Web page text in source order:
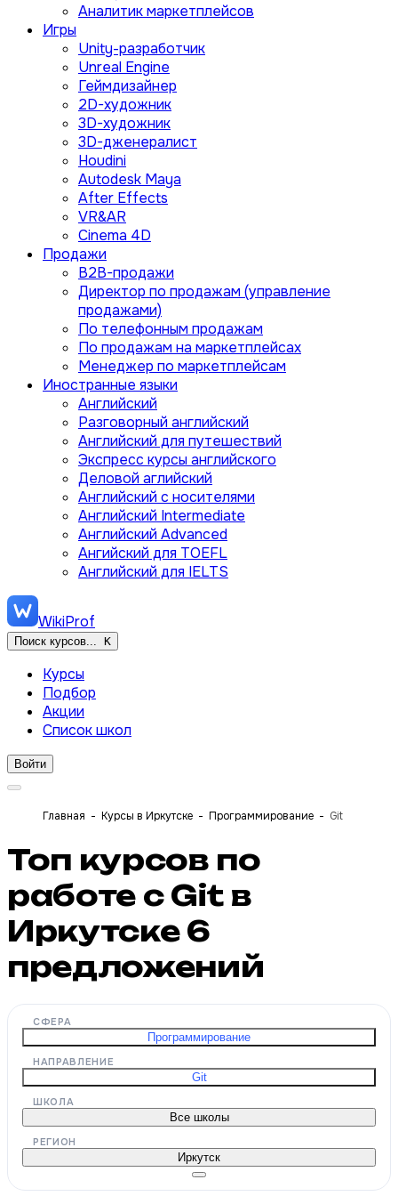
Аналитик маркетплейсов
Игры
Unity-разработчик
Unreal Engine
Геймдизайнер
2D-художник
3D-художник
3D-дженералист
Houdini
Autodesk Maya
After Effects
VR&AR
Cinema 4D
Продажи
B2B-продажи
Директор по продажам (управление
продажами)
По телефонным продажам
По продажам на маркетплейсах
Менеджер по маркетплейсам
Иностранные языки
Английский
Разговорный английский
Английский для путешествий
Экспресс курсы английского
Деловой аглийский
Английский с носителями
Английский Intermediate
Английский Advanced
Ангийский для TOEFL
Английский для IELTS
WikiProf
Поиск курсов... K
Курсы
Подбор
Акции
Список школ
Войти
Главная Курсы в Иркутске Программирование Git
Топ курсов по
работе с Git в
Иркутске 6
предложений
СФЕРА
Программирование
НАПРАВЛЕНИЕ
Git
ШКОЛА
Все школы
РЕГИОН
Иркутск